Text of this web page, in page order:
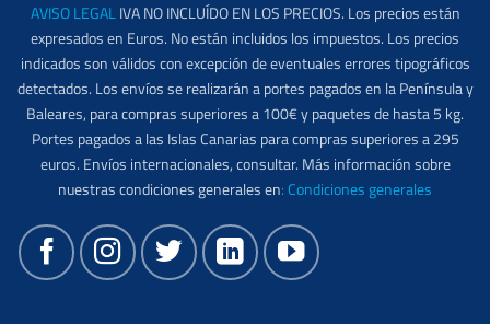
AVISO LEGALIVA NO INCLUÍDO EN LOS PRECIOS. Los precios están
expresados en Euros. No están incluidos los impuestos. Los precios
indicados son válidos con excepción de eventuales errores tipográficos
detectados. Los envíos se realizarán a portes pagados en la Península y
Baleares, para compras superiores a 100€ y paquetes de hasta 5 kg.
Portes pagados a las Islas Canarias para compras superiores a 295
euros. Envíos internacionales, consultar. Más información sobre
nuestras condiciones generales en: Condiciones generales